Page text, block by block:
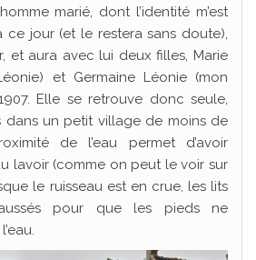
marié, dont l’identité m’est
ce jour (et le restera sans doute),
et aura avec lui deux filles, Marie
et Germaine Léonie (mon
Elle se retrouve donc seule,
dans un petit village de moins de
de l’eau permet d’avoir
lavoir (comme on peut le voir sur
le ruisseau est en crue, les lits
pour que les pieds ne